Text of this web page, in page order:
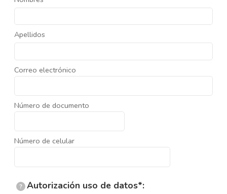
Apellidos
Correo electrónico
Número de documento
Número de celular
? Autorización uso de datos*: